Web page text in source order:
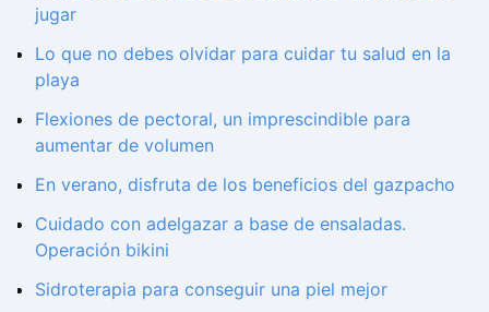
jugar
Lo que no debes olvidar para cuidar tu salud en la
playa
Flexiones de pectoral, un imprescindible para
aumentar de volumen
En verano, disfruta de los beneficios del gazpacho
Cuidado con adelgazar a base de ensaladas.
Operación bikini
Sidroterapia para conseguir una piel mejor